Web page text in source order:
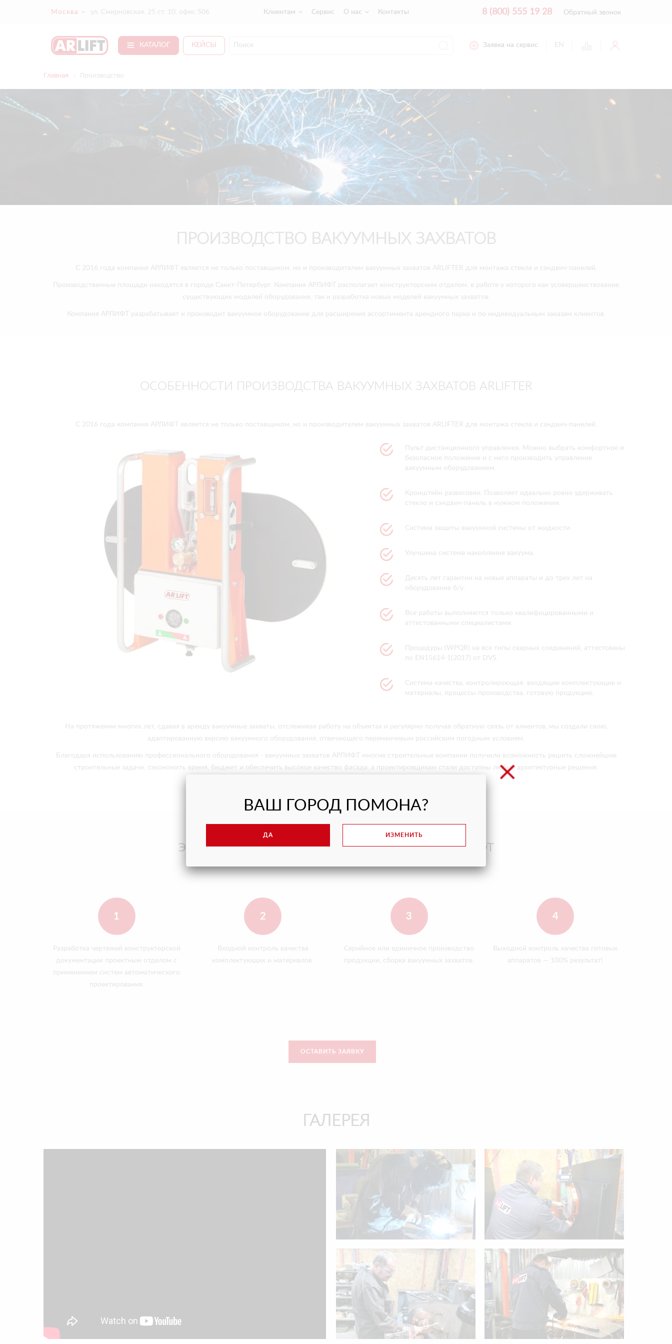
Москва ул. Смирновская, 25 ст. 10, офис 506 Клиентам Сервис О нас Контакты 8 (800) 555 19 28 Обратный звонок
КАТАЛОГ КЕЙСЫ Заявка на сервис EN
Главная Производство
ПРОИЗВОДСТВО ВАКУУМНЫХ ЗАХВАТОВ
С 2016 года компания АРЛИФТ является не только поставщиком, но и производителем вакуумных захватов ARLIFTER для монтажа стекла и сэндвич-панелей.
Производственные площади находятся в городе Санкт-Петербург. Компания АРЛИФТ располагает конструкторским отделом, в работе у которого как усовершенствование
существующих моделей оборудования, так и разработка новых моделей вакуумных захватов.
Компания АРЛИФТ разрабатывает и производит вакуумное оборудование для расширения ассортимента арендного парка и по индивидуальным заказам клиентов.
ОСОБЕННОСТИ ПРОИЗВОДСТВА ВАКУУМНЫХ ЗАХВАТОВ ARLIFTER
С 2016 года компания АРЛИФТ является не только поставщиком, но и производителем вакуумных захватов ARLIFTER для монтажа стекла и сэндвич-панелей.
Пульт дистанционного управления. Можно выбрать комфортное и
безопасное положение и с него производить управление
вакуумным оборудованием.
Кронштейн развесовки. Позволяет идеально ровно удерживать
стекло и сэндвич-панель в нужном положении.
Система защиты вакуумной системы от жидкости.
Улучшена система накопления вакуума.
Десять лет гарантии на новые аппараты и до трех лет на
оборудование б/у.
Все работы выполняются только квалифицированными и
аттестованными специалистами.
Процедуры (WPQR) на все типы сварных соединений, аттестованы
по EN15614-1(2017) от DVS.
Система качества, контролирующая: входящие комплектующие и
материалы, процессы производства, готовую продукцию.
На протяжении многих лет, сдавая в аренду вакуумные захваты, отслеживая работу на объектах и регулярно получая обратную связь от клиентов, мы создали свою,
адаптированную версию вакуумного оборудования, отвечающего переменчивым российским погодным условиям.
Благодаря использованию профессионального оборудования - вакуумных захватов АРЛИФТ многие строительные компании получили возможность решить сложнейшие
строительные задачи, сэкономить время, бюджет и обеспечить высокое качество фасада, а проектировщикам стали доступны любые архитектурные решения.
Этапы производства вакуумного оборудования АРЛИФТ
1
Разработка чертежей конструкторской
документации проектным отделом с
применением систем автоматического
проектирования.
2
Входной контроль качества
комплектующих и материалов.
3
Серийное или единичное производство
продукции, сборка вакуумных захватов.
4
Выходной контроль качества готовых
аппаратов — 100% результат!
ОСТАВИТЬ ЗАЯВКУ
ГАЛЕРЕЯ
ВАШ ГОРОД ПОМОНА?
ДА ИЗМЕНИТЬ